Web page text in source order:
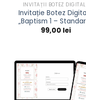
INVITAȚII BOTEZ
Invitație Botez
„Baptism 1 –
99,00 lei